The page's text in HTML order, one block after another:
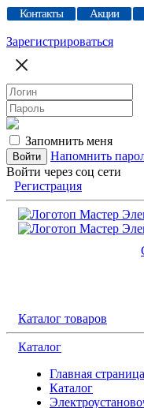
Контакты Акции
Зарегистрироваться
Запомнить меня
Напомнить
Войти через соц сети
Регистрация
Каталог товаров
Каталог
Главная страница
Каталог